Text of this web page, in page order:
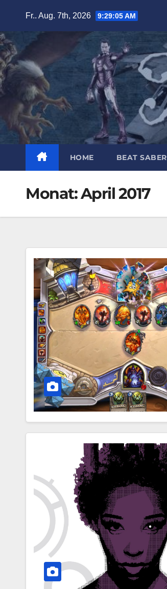
springen
Fr.. Aug. 7th, 2026 9:29:06 AM
HOME BEAT SABER
Monat:April 2017